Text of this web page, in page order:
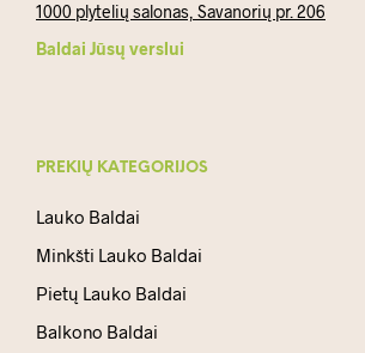
1000 plytelių salonas, Savanorių pr. 206
Baldai Jūsų verslui
PREKIŲ KATEGORIJOS
Lauko Baldai
Minkšti Lauko Baldai
Pietų Lauko Baldai
Balkono Baldai